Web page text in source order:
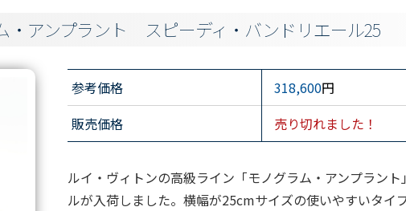
アンプラント スピーディ・バンドリエール25
参考価格 318,600円
販売価格
売り切れました！
ルイ・ヴィトンの高級ライン「モノグラム・アンプラン
ルが入荷しました。横幅が25cmサイズの使いやすいタイ